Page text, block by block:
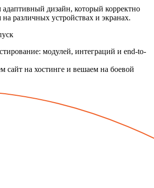
дизайн, который корректно
на различных устройствах и экранах.
модулей, интеграций и end-to-
сайт на хостинге и вешаем на боевой